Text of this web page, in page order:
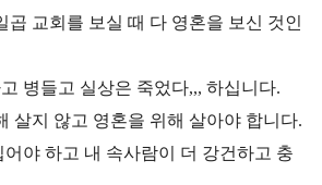
곱 교회를 보실 때 다 영혼을 보신 것인
병들고 실상은 죽었다,,, 하십니다.
살지 않고 영혼을 위해 살아야 합니다.
야 하고 내 속사람이 더 강건하고 충